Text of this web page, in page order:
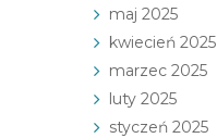
maj 2025
kwiecień 2025
marzec 2025
luty 2025
styczeń 2025